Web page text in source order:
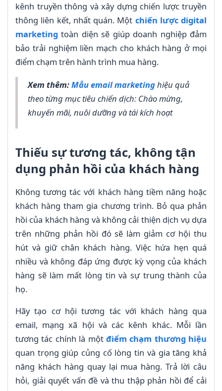
kênh truyền thông và xây dựng chiến lược truyền
thông liên kết, nhất quán. Một chiến lược digital
marketing toàn diện sẽ giúp doanh nghiệp đảm
bảo trải nghiệm liền mạch cho khách hàng ở mọi
điểm chạm trên hành trình mua hàng.
Xem thêm:Mẫu email marketinghiệu quả
theo từng mục tiêu chiến dịch: Chào mừng,
khuyến mãi, nuôi dưỡng và tái kích hoạt
Thiếu sự tương tác, không tận
dụng phản hồi của khách hàng
Không tương tác với khách hàng tiềm năng hoặc
khách hàng tham gia chương trình. Bỏ qua phản
hồi của khách hàng và không cải thiện dịch vụ dựa
trên những phản hồi đó sẽ làm giảm cơ hội thu
hút và giữ chân khách hàng. Việc hứa hẹn quá
nhiều và không đáp ứng được kỳ vọng của khách
hàng sẽ làm mất lòng tin và sự trung thành của
họ.
Hãy tạo cơ hội tương tác với khách hàng qua
email, mạng xã hội và các kênh khác. Mỗi lần
tương tác chính là một điểm chạm thương hiệu
quan trọng giúp củng cố lòng tin và gia tăng khả
năng khách hàng quay lại mua hàng. Trả lời câu
hỏi, giải quyết vấn đề và thu thập phản hồi để cải